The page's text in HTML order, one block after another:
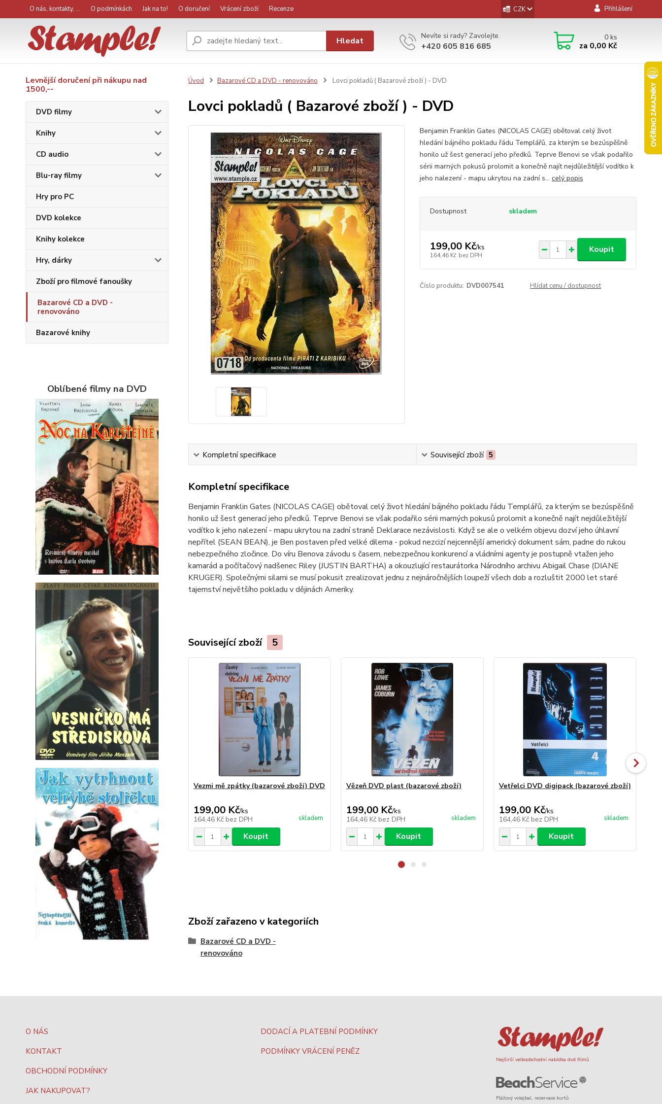
O nás, kontakty, ... O podmínkách Jak na to! O doručení Vrácení zboží Recenze CZK Přihlášení
Hledat Nevíte si rady? Zavolejte.
+420 605 816 685
0ks
za 0,00 Kč
Levnější doručení při nákupu nad
1500,--
DVD filmy
Knihy
CD audio
Blu-ray filmy
Hry pro PC
DVD kolekce
Knihy kolekce
Hry, dárky
Zboží pro filmové fanoušky
Bazarové CD a DVD -
renovováno
Bazarové knihy
Oblíbené filmy na DVD
Úvod Bazarové CD a DVD - renovováno Lovci pokladů ( Bazarové zboží ) - DVD
Lovci pokladů ( Bazarové zboží ) - DVD
Benjamin Franklin Gates (NICOLAS CAGE) obětoval celý život
hledání bájného pokladu řádu Templářů, za kterým se bezúspěšně
honilo už šest generací jeho předků. Teprve Benovi se však podařilo
sérii marných pokusů prolomit a konečně najít nejdůležitější vodítko k
jeho nalezení - mapu ukrytou na zadní s... celý popis
Dostupnost skladem
199,00 Kč/ks
164,46 Kč bez DPH
Koupit
Číslo produktu: DVD007541 Hlídat cenu / dostupnost
Kompletní specifikace Související zboží 5
Kompletní specifikace
Benjamin Franklin Gates (NICOLAS CAGE) obětoval celý život hledání bájného pokladu řádu Templářů, za kterým se bezúspěšně
honilo už šest generací jeho předků. Teprve Benovi se však podařilo sérii marných pokusů prolomit a konečně najít nejdůležitější
vodítko k jeho nalezení - mapu ukrytou na zadní straně Deklarace nezávislosti. Když se ale o velkém objevu dozví jeho úhlavní
nepřítel (SEAN BEAN), je Ben postaven před velké dilema - pokud nezcizí nejcennější americký dokument sám, padne do rukou
nebezpečného zločince. Do víru Benova závodu s časem, nebezpečnou konkurencí a vládními agenty je postupně vtažen jeho
kamarád a počítačový nadšenec Riley (JUSTIN BARTHA) a okouzlující restaurátorka Národního archivu Abigail Chase (DIANE
KRUGER). Společnými silami se musí pokusit zrealizovat jednu z nejnáročnějších loupeží všech dob a rozluštit 2000 let staré
tajemství největšího pokladu v dějinách Ameriky.
Související zboží 5
Vezmi mě zpátky (bazarové zboží) DVD
199,00 Kč/ks
164,46 Kč bez DPH skladem
Koupit
Vězeň DVD plast (bazarové zboží)
199,00 Kč/ks
164,46 Kč bez DPH skladem
Koupit
Vetřelci DVD digipack (bazarové zboží)
199,00 Kč/ks
164,46 Kč bez DPH skladem
Koupit
Zboží zařazeno v kategoriích
Bazarové CD a DVD -
renovováno
O NÁS
KONTAKT
OBCHODNÍ PODMÍNKY
JAK NAKUPOVAT?
DODACÍ A PLATEBNÍ PODMÍNKY
PODMÍNKY VRÁCENÍ PENĚZ
Nejširší velkoobchodní nabídka dvd filmů
Plážový volejbal, rezervace kurtů